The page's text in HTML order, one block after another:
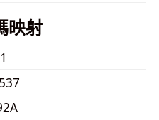
映射